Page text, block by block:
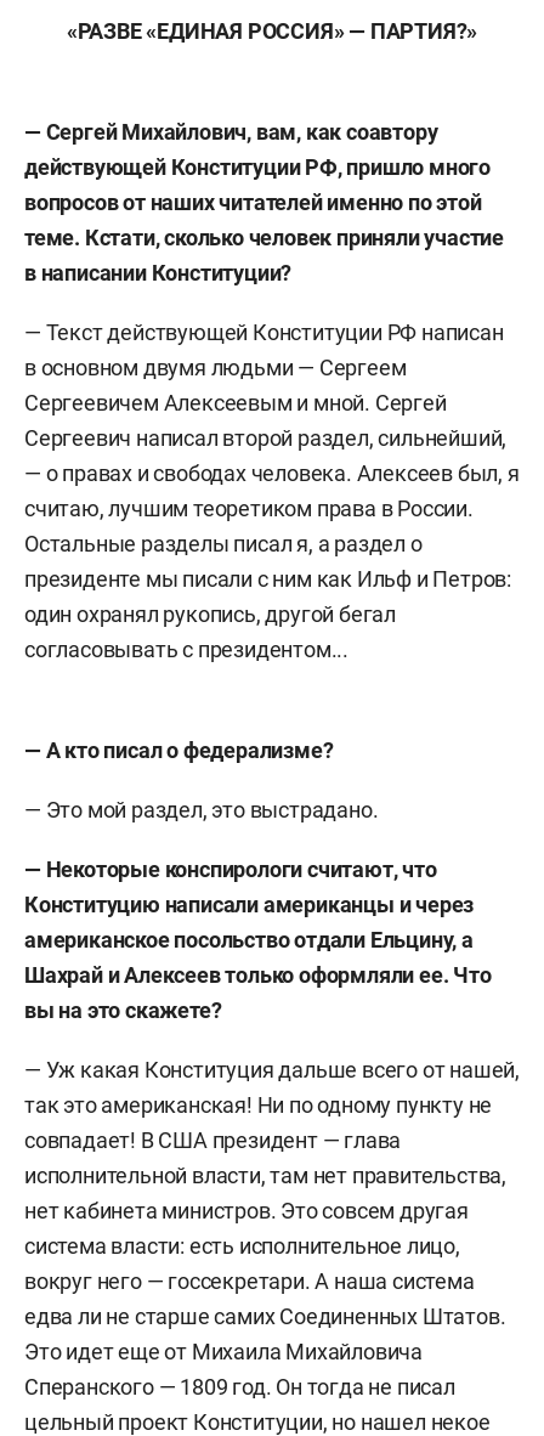
«РАЗВЕ «ЕДИНАЯ РОССИЯ» — ПАРТИЯ?»
— Сергей Михайлович, вам, как соавтору
действующей Конституции РФ, пришло много
вопросов от наших читателей именно по этой
теме. Кстати, сколько человек приняли участие
в написании Конституции?
— Текст действующей Конституции РФ написан
в основном двумя людьми — Сергеем
Сергеевичем Алексеевым и мной. Сергей
Сергеевич написал второй раздел, сильнейший,
— о правах и свободах человека. Алексеев был, я
считаю, лучшим теоретиком права в России.
Остальные разделы писал я, а раздел о
президенте мы писали с ним как Ильф и Петров:
один охранял рукопись, другой бегал
согласовывать с президентом...
— А кто писал о федерализме?
— Это мой раздел, это выстрадано.
— Некоторые конспирологи считают, что
Конституцию написали американцы и через
американское посольство отдали Ельцину, а
Шахрай и Алексеев только оформляли ее. Что
вы на это скажете?
— Уж какая Конституция дальше всего от нашей,
так это американская! Ни по одному пункту не
совпадает! В США президент — глава
исполнительной власти, там нет правительства,
нет кабинета министров. Это совсем другая
система власти: есть исполнительное лицо,
вокруг него — госсекретари. А наша система
едва ли не старше самих Соединенных Штатов.
Это идет еще от Михаила Михайловича
Сперанского — 1809 год. Он тогда не писал
цельный проект Конституции, но нашел некое